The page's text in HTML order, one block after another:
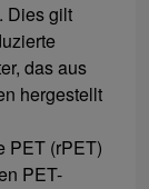
Dies gilt
das aus
hergestellt
PET (rPET)
PET-